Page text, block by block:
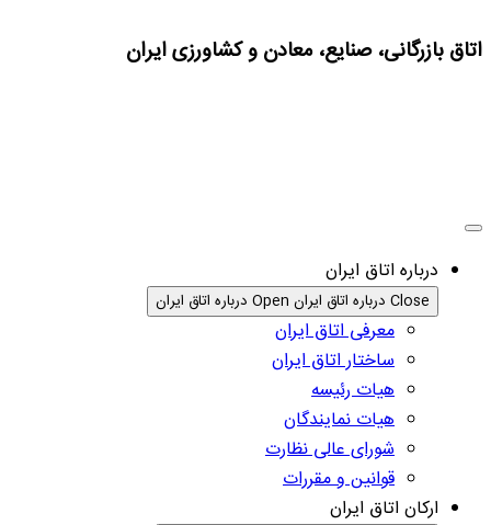
اتاق بازرگانی، صنایع، معادن و کشاورزی ایران
درباره اتاق ایران
Close درباره اتاق ایران Open درباره اتاق ایران
معرفی اتاق ایران
ساختار اتاق ایران
هیات رئیسه
هیات نمایندگان
شورای عالی نظارت
قوانین و مقررات
ارکان اتاق ایران